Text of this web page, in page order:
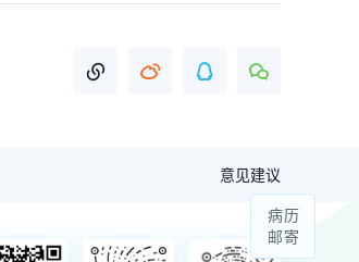
意见建议
病历
邮寄